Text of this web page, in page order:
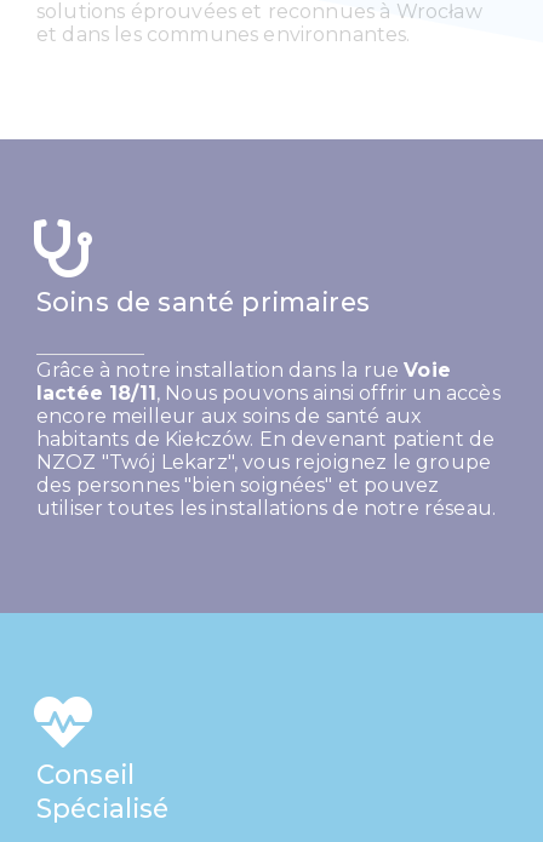
solutions éprouvées et reconnues à Wrocław
et dans les communes environnantes.
Soins de santé primaires
Grâce à notre installation dans la rueVoie
lactée 18/11, Nous pouvons ainsi offrir un accès
encore meilleur aux soins de santé aux
habitants de Kiełczów. En devenant patient de
NZOZ "Twój Lekarz", vous rejoignez le groupe
des personnes "bien soignées" et pouvez
utiliser toutes les installations de notre réseau.
Conseil
Spécialisé